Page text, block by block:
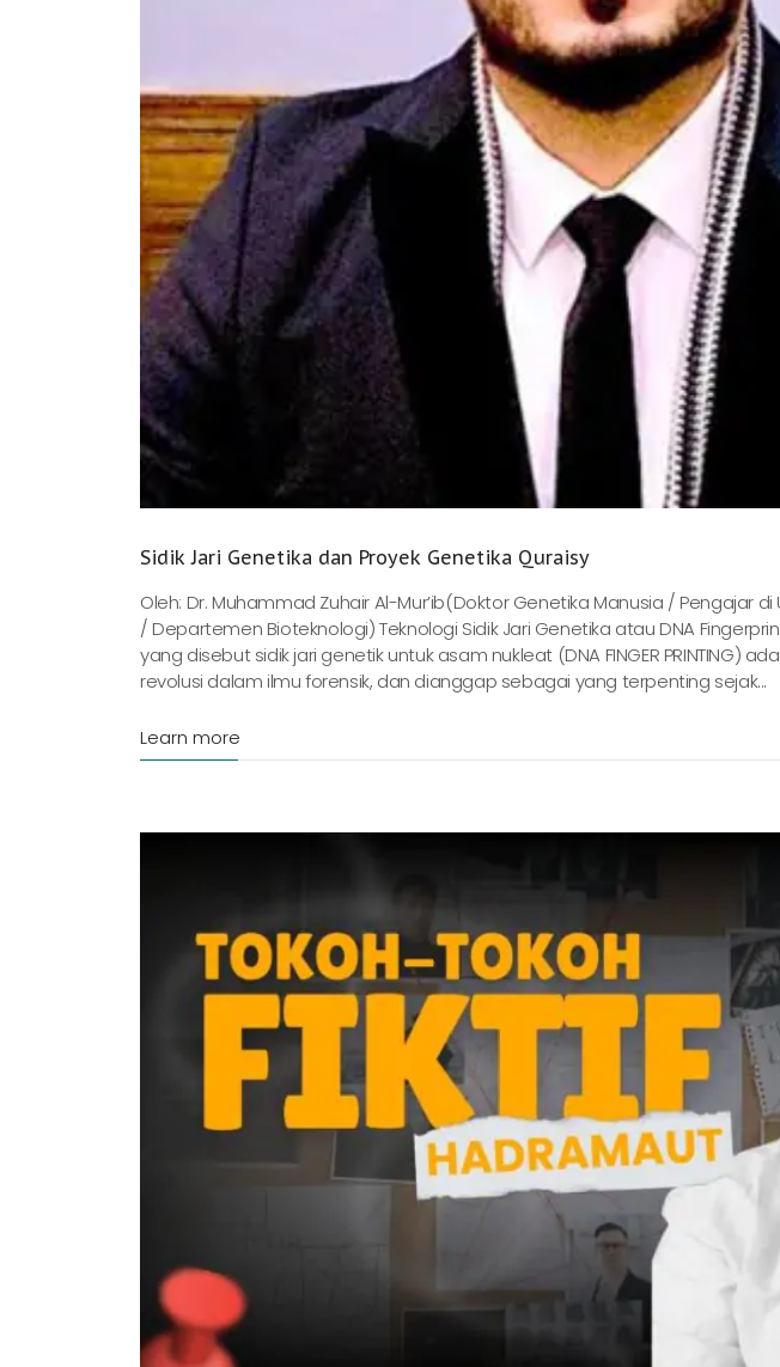
Sidik Jari Genetika dan Proyek Genetika Quraisy
Oleh: Dr. Muhammad Zuhair Al-Mur’ib(Doktor Genetika Manusia / Pengajar
/ Departemen Bioteknologi) Teknologi Sidik Jari Genetika atau DNA
yang disebut sidik jari genetik untuk asam nukleat (DNA FINGER PRINTING)
revolusi dalam ilmu forensik, dan dianggap sebagai yang terpenting sejak...
Learn more